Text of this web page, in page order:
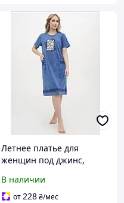
Летнее платье для
женщин под джинс,
Турция
В наличии
от228₴/мес